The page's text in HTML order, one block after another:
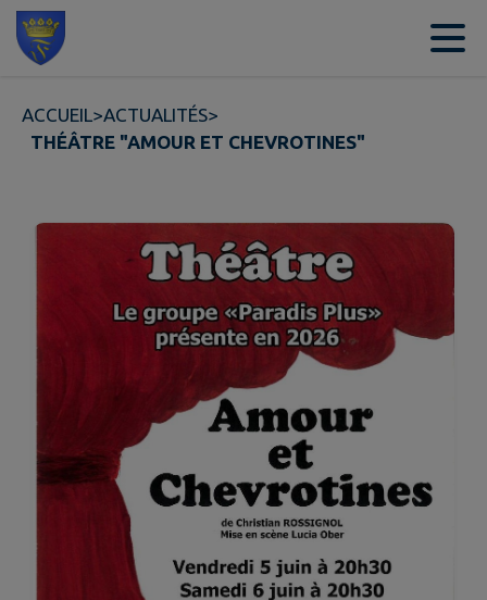
Contenu
ACCUEIL>ACTUALITÉS>
THÉÂTRE "AMOUR ET CHEVROTINES"